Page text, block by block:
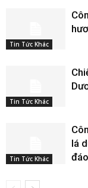
Tin Tức Khác
Tin Tức Khác
Tin Tức Khác
lá